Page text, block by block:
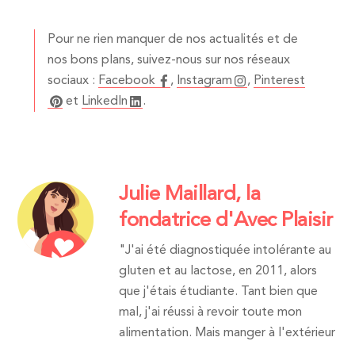
Pour ne rien manquer de nos actualités et de
nos bons plans, suivez-nous sur nos réseaux
sociaux : Facebook , Instagram , Pinterest
et LinkedIn .
Julie Maillard, la
fondatrice d'Avec Plaisir
"J'ai été diagnostiquée intolérante au
gluten et au lactose, en 2011, alors
que j'étais étudiante. Tant bien que
mal, j'ai réussi à revoir toute mon
alimentation. Mais manger à l'extérieur